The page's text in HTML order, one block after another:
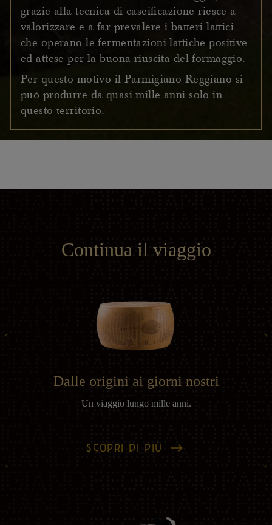
grazie alla tecnica di caseificazione riesce a
valorizzare e a far prevalere i batteri lattici
che operano le fermentazioni lattiche positive
ed attese per la buona riuscita del formaggio.
Per questo motivo il Parmigiano Reggiano si
può produrre da quasi mille anni solo in
questo territorio.
Continua il viaggio
Dalle origini ai giorni nostri
Un viaggio lungo mille anni.
SCOPRI DI PIÙ